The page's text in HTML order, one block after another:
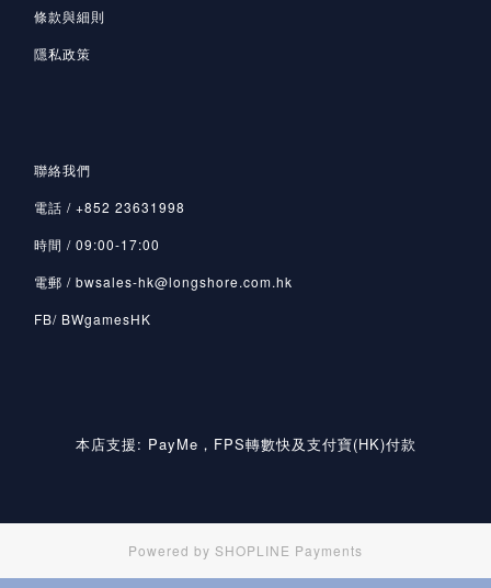
條款與細則
隱私政策
聯絡我們
電話 / +852 23631998
時間 / 09:00-17:00
電郵 / bwsales-hk@longshore.com.hk
FB/ BWgamesHK
本店支援: PayMe，FPS轉數快及支付寶(HK)付款
Powered by SHOPLINE Payments